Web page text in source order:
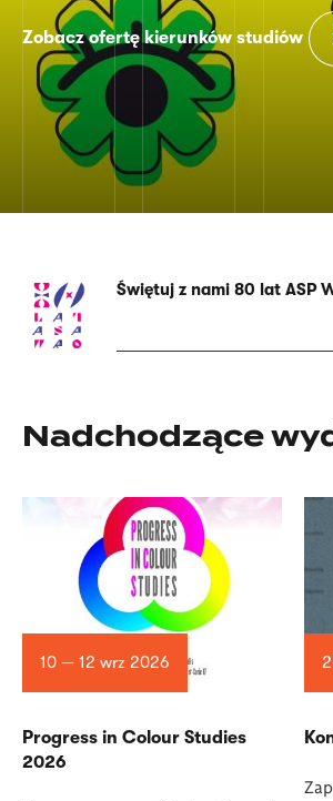
Zobacz ofertę kierunków studiów
Strona
główna
Świętuj z nami 80 lat ASP
Nadchodzące
10 — 12 wrz 2026
Progress in Colour Studies
2026